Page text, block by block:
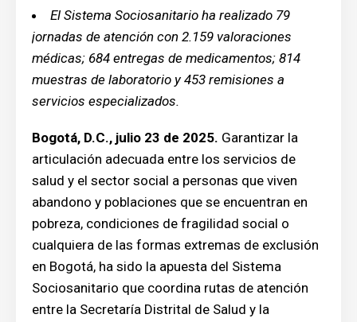
El Sistema Sociosanitario ha realizado 79
jornadas de atención con 2.159 valoraciones
médicas; 684 entregas de medicamentos; 814
muestras de laboratorio y 453 remisiones a
servicios especializados.
Bogotá, D.C., julio 23 de 2025. Garantizar la
articulación adecuada entre los servicios de
salud y el sector social a personas que viven
abandono y poblaciones que se encuentran en
pobreza, condiciones de fragilidad social o
cualquiera de las formas extremas de exclusión
en Bogotá, ha sido la apuesta del Sistema
Sociosanitario que coordina rutas de atención
entre la Secretaría Distrital de Salud y la